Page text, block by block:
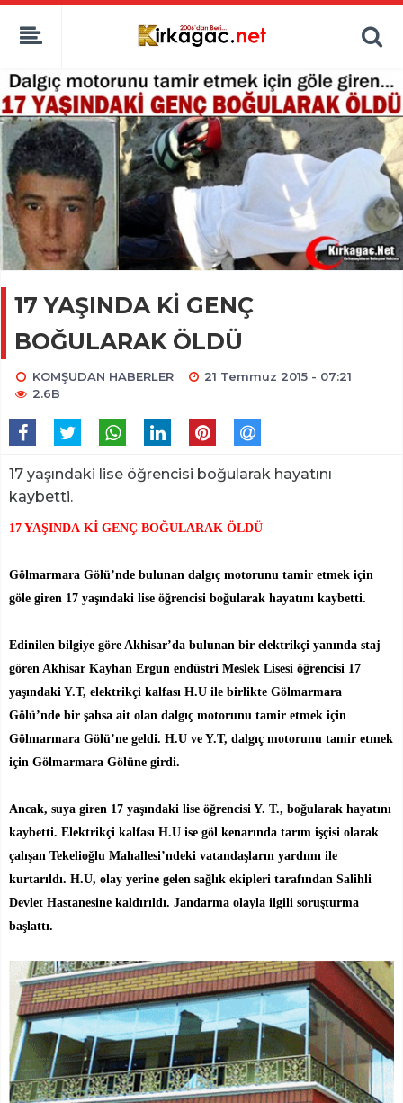
17 YAŞINDA Kİ GENÇ
BOĞULARAK ÖLDÜ
KOMŞUDAN HABERLER
21 Temmuz 2015 - 07:21
2.6B
17 yaşındaki lise öğrencisi boğularak hayatını
kaybetti.
17 YAŞINDA Kİ GENÇ BOĞULARAK ÖLDÜ
Gölmarmara Gölü’nde bulunan dalgıç motorunu tamir etmek için
göle giren 17 yaşındaki lise öğrencisi boğularak hayatını kaybetti.
Edinilen bilgiye göre Akhisar’da bulunan bir elektrikçi yanında staj
gören Akhisar Kayhan Ergun endüstri Meslek Lisesi öğrencisi 17
yaşındaki Y.T, elektrikçi kalfası H.U ile birlikte Gölmarmara
Gölü’nde bir şahsa ait olan dalgıç motorunu tamir etmek için
Gölmarmara Gölü’ne geldi. H.U ve Y.T, dalgıç motorunu tamir etmek
için Gölmarmara Gölüne girdi.
Ancak, suya giren 17 yaşındaki lise öğrencisi Y. T., boğularak hayatını
kaybetti. Elektrikçi kalfası H.U ise göl kenarında tarım işçisi olarak
çalışan Tekelioğlu Mahallesi’ndeki vatandaşların yardımı ile
kurtarıldı. H.U, olay yerine gelen sağlık ekipleri tarafından Salihli
Devlet Hastanesine kaldırıldı. Jandarma olayla ilgili soruşturma
başlattı.